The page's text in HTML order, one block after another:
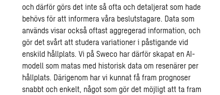
och därför görs det inte så ofta och detaljerat som hade
behövs för att informera våra beslutstagare. Data som
används visar också oftast aggregerad information, och
gör det svårt att studera variationer i påstigande vid
enskild hållplats. Vi på Sweco har därför skapat en AI-
modell som matas med historisk data om resenärer per
hållplats. Därigenom har vi kunnat få fram prognoser
snabbt och enkelt, något som gör det möjligt att ta fram